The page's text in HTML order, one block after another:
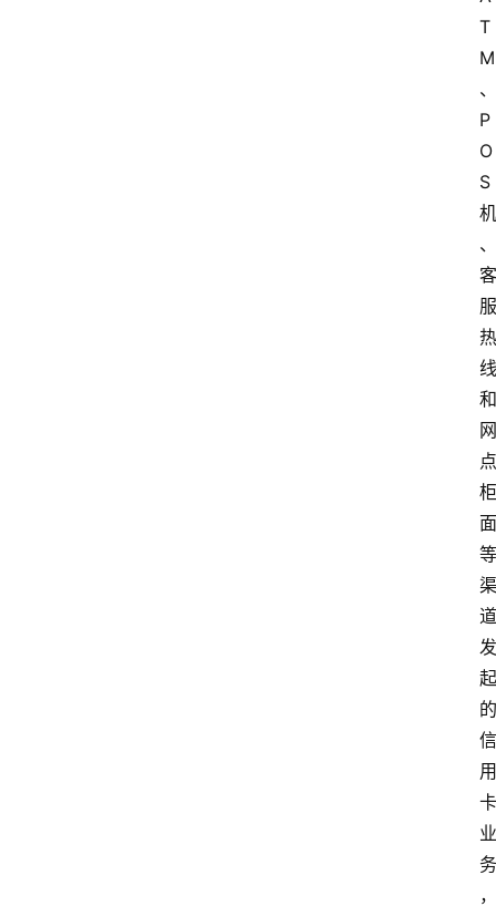
T
M
、
P
O
S
机
、
客
服
热
线
和
网
点
柜
面
等
渠
道
发
起
的
信
用
卡
业
务
，